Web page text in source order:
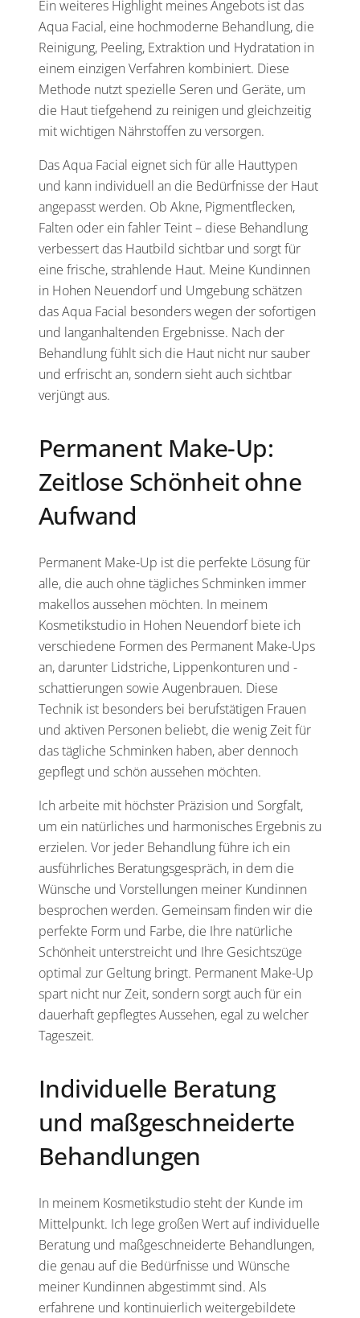
Ein weiteres Highlight meines Angebots ist das
Aqua Facial, eine hochmoderne Behandlung, die
Reinigung, Peeling, Extraktion und Hydratation in
einem einzigen Verfahren kombiniert. Diese
Methode nutzt spezielle Seren und Geräte, um
die Haut tiefgehend zu reinigen und gleichzeitig
mit wichtigen Nährstoffen zu versorgen.
Das Aqua Facial eignet sich für alle Hauttypen
und kann individuell an die Bedürfnisse der Haut
angepasst werden. Ob Akne, Pigmentflecken,
Falten oder ein fahler Teint – diese Behandlung
verbessert das Hautbild sichtbar und sorgt für
eine frische, strahlende Haut. Meine Kundinnen
in Hohen Neuendorf und Umgebung schätzen
das Aqua Facial besonders wegen der sofortigen
und langanhaltenden Ergebnisse. Nach der
Behandlung fühlt sich die Haut nicht nur sauber
und erfrischt an, sondern sieht auch sichtbar
verjüngt aus.
Permanent Make-Up:
Zeitlose Schönheit ohne
Aufwand
Permanent Make-Up ist die perfekte Lösung für
alle, die auch ohne tägliches Schminken immer
makellos aussehen möchten. In meinem
Kosmetikstudio in Hohen Neuendorf biete ich
verschiedene Formen des Permanent Make-Ups
an, darunter Lidstriche, Lippenkonturen und -
schattierungen sowie Augenbrauen. Diese
Technik ist besonders bei berufstätigen Frauen
und aktiven Personen beliebt, die wenig Zeit für
das tägliche Schminken haben, aber dennoch
gepflegt und schön aussehen möchten.
Ich arbeite mit höchster Präzision und Sorgfalt,
um ein natürliches und harmonisches Ergebnis zu
erzielen. Vor jeder Behandlung führe ich ein
ausführliches Beratungsgespräch, in dem die
Wünsche und Vorstellungen meiner Kundinnen
besprochen werden. Gemeinsam finden wir die
perfekte Form und Farbe, die Ihre natürliche
Schönheit unterstreicht und Ihre Gesichtszüge
optimal zur Geltung bringt. Permanent Make-Up
spart nicht nur Zeit, sondern sorgt auch für ein
dauerhaft gepflegtes Aussehen, egal zu welcher
Tageszeit.
Individuelle Beratung
und maßgeschneiderte
Behandlungen
In meinem Kosmetikstudio steht der Kunde im
Mittelpunkt. Ich lege großen Wert auf individuelle
Beratung und maßgeschneiderte Behandlungen,
die genau auf die Bedürfnisse und Wünsche
meiner Kundinnen abgestimmt sind. Als
erfahrene und kontinuierlich weitergebildete